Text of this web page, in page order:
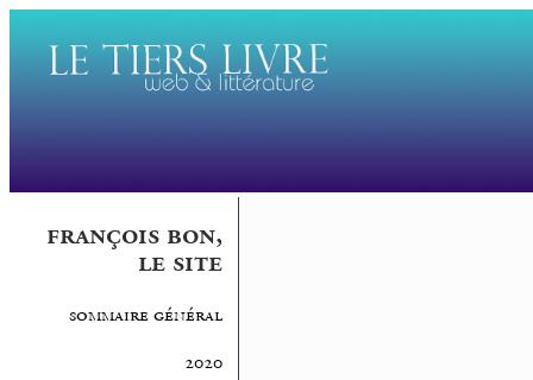
françois bon,
le site
sommaire général
2020